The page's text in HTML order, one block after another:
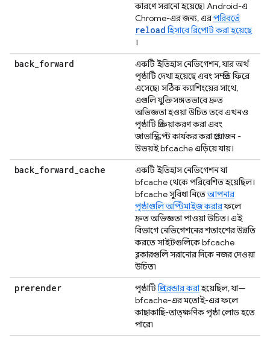
কারণে সরানো হয়েছে৷ Android-এ
Chrome-এর জন্য, এরপরিবর্তে
reloadহিসাবে রিপোর্ট করা হয়েছে
।
back_forward
একটি ইতিহাস নেভিগেশন, যার অর্থ
পৃষ্ঠাটি দেখা হয়েছে এবং সম্প্রতি ফিরে
এসেছে৷ সঠিক ক্যাশিংয়ের সাথে,
এগুলি যুক্তিসঙ্গতভাবে দ্রুত
অভিজ্ঞতা হওয়া উচিত তবে এখনও
পৃষ্ঠাটি প্রক্রিয়াকরণ করা এবং
জাভাস্ক্রিপ্ট কার্যকর করা প্রয়োজন -
উভয়ই bfcache এড়িয়ে যায়।
back_forward_cache
একটি ইতিহাস নেভিগেশন যা
bfcache থেকে পরিবেশিত হয়েছিল।
bfcache সুবিধা নিতেআপনার
পৃষ্ঠাগুলি অপ্টিমাইজ করারফলে
দ্রুত অভিজ্ঞতা পাওয়া উচিত। এই
বিভাগে নেভিগেশনের শতাংশের উন্নতি
করতে সাইটগুলিকে bfcache
ব্লকারগুলি সরানোর দিকে নজর দেওয়া
উচিত৷
prerender পৃষ্ঠাটিপ্রি-রেন্ডার করাহয়েছিল, যা—
bfcache-এর মতোই-এর ফলে
কাছাকাছি-তাত্ক্ষণিক পৃষ্ঠা লোড হতে
পারে৷